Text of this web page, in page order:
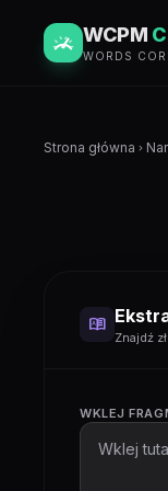
WCPM
WORDS
Strona główna chevron_right
dictionary
Znajdź
WKLEJ